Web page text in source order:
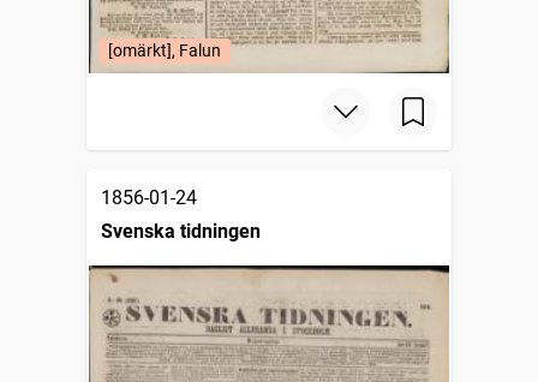
[omärkt], Falun
1856-01-24
Svenska tidningen